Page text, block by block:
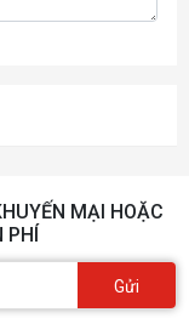
MẠI HOẶC
Gửi